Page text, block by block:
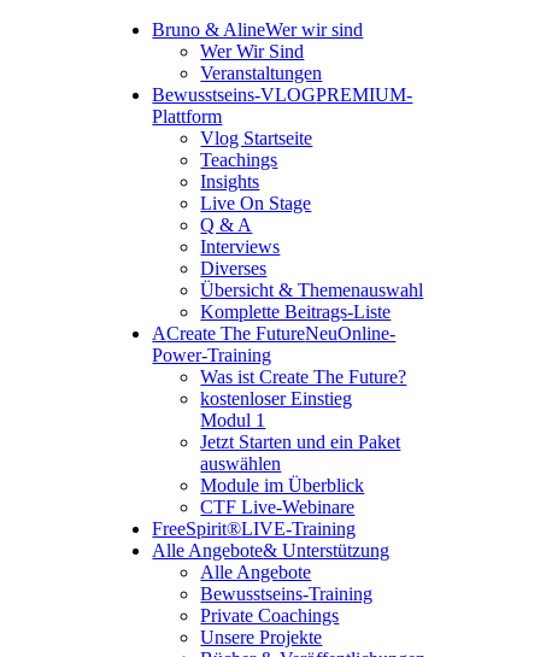
Bruno & AlineWer wir sind
Wer Wir Sind
Veranstaltungen
Bewusstseins-VLOGPREMIUM-
Plattform
Vlog Startseite
Teachings
Insights
Live On Stage
Q & A
Interviews
Diverses
Übersicht & Themenauswahl
Komplette Beitrags-Liste
ACreate The FutureNeuOnline-
Power-Training
Was ist Create The Future?
kostenloser Einstieg
Modul 1
Jetzt Starten und ein Paket
auswählen
Module im Überblick
CTF Live-Webinare
FreeSpirit®LIVE-Training
Alle Angebote& Unterstützung
Alle Angebote
Bewusstseins-Training
Private Coachings
Unsere Projekte